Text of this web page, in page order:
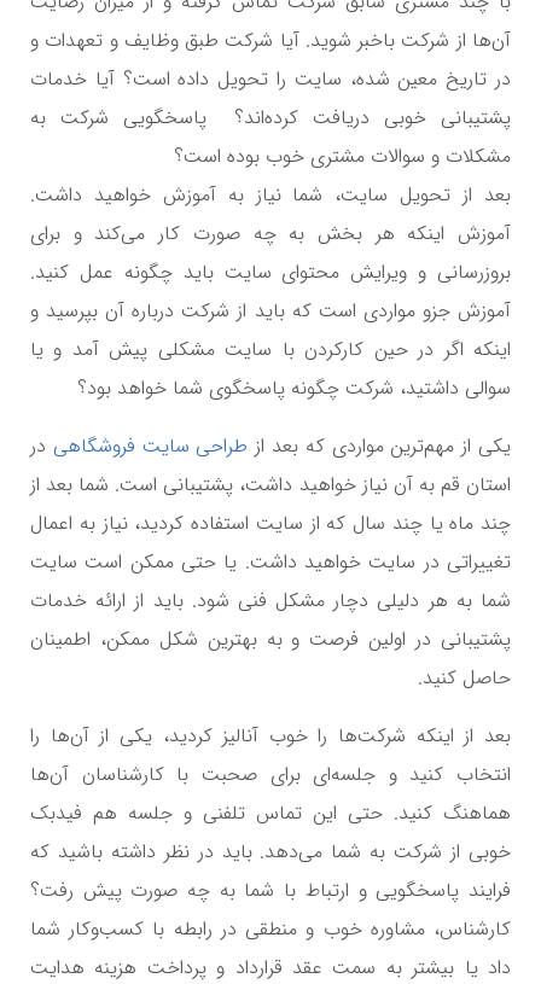
آن‌ها از شرکت باخبر شوید. آیا شرکت طبق وظایف و تعهدات و
در تاریخ معین شده، سایت را تحویل داده است؟ آیا خدمات
پشتیبانی خوبی دریافت کرده‌اند؟ پاسخگویی شرکت به
مشکلات و سوالات مشتری خوب بوده است؟
بعد از تحویل سایت، شما نیاز به آموزش خواهید داشت.
آموزش اینکه هر بخش به چه صورت کار می‌کند و برای
بروزرسانی و ویرایش محتوای سایت باید چگونه عمل کنید.
آموزش جزو مواردی است که باید از شرکت درباره آن بپرسید و
اینکه اگر در حین کارکردن با سایت مشکلی پیش آمد و یا
سوالی داشتید، شرکت چگونه پاسخگوی شما خواهد بود؟
یکی از مهم‌ترین مواردی که بعد از طراحی سایت فروشگاهی در
استان قم به آن نیاز خواهید داشت، پشتیبانی است. شما بعد از
چند ماه یا چند سال که از سایت استفاده کردید، نیاز به اعمال
تغییراتی در سایت خواهید داشت. یا حتی ممکن است سایت
شما به هر دلیلی دچار مشکل فنی شود. باید از ارائه خدمات
پشتیبانی در اولین فرصت و به بهترین شکل ممکن، اطمینان
حاصل کنید.
بعد از اینکه شرکت‎‌ها را خوب آنالیز کردید، یکی از آن‌ها را
انتخاب کنید و جلسه‌ای برای صحبت با کارشناسان آن‌ها
هماهنگ کنید. حتی این تماس تلفنی و جلسه هم فیدبک
خوبی از شرکت به شما می‌دهد. باید در نظر داشته باشید که
فرایند پاسخگویی و ارتباط با شما به چه صورت پیش رفت؟
کارشناس، مشاوره خوب و منطقی در رابطه با کسب‌وکار شما
داد یا بیشتر به سمت عقد قرارداد و پرداخت هزینه هدایت